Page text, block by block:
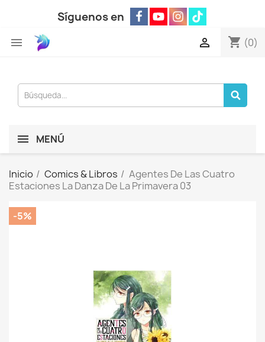
Síguenos en
 shopping_cart (0)

MENÚ
Inicio Comics & Libros
Agentes De Las Cuatro
Estaciones La Danza De La Primavera 03
-5%